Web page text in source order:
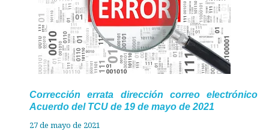
Corrección errata dirección correo electrónico
Acuerdo del TCU de 19 de mayo de 2021
27 de mayo de 2021